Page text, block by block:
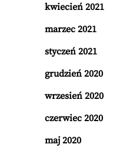
kwiecień 2021
marzec 2021
styczeń 2021
grudzień 2020
wrzesień 2020
czerwiec 2020
maj 2020